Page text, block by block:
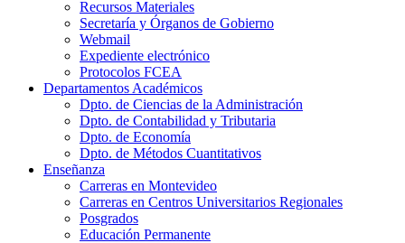
Recursos Materiales
Secretaría y Órganos de Gobierno
Webmail
Expediente electrónico
Protocolos FCEA
Departamentos Académicos
Dpto. de Ciencias de la Administración
Dpto. de Contabilidad y Tributaria
Dpto. de Economía
Dpto. de Métodos Cuantitativos
Enseñanza
Carreras en Montevideo
Carreras en Centros Universitarios Regionales
Posgrados
Educación Permanente